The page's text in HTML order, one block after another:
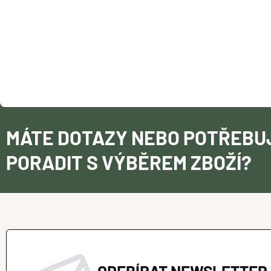
MÁTE DOTAZY NEBO
PORADIT S VÝBĚREM ZBOŽÍ?